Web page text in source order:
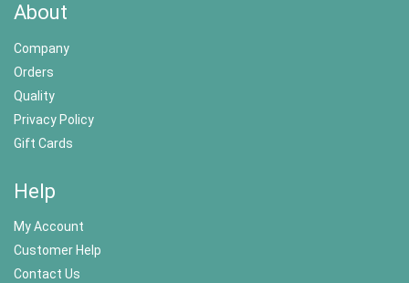
About
Company
Orders
Quality
Privacy Policy
Gift Cards
Help
My Account
Customer Help
Contact Us